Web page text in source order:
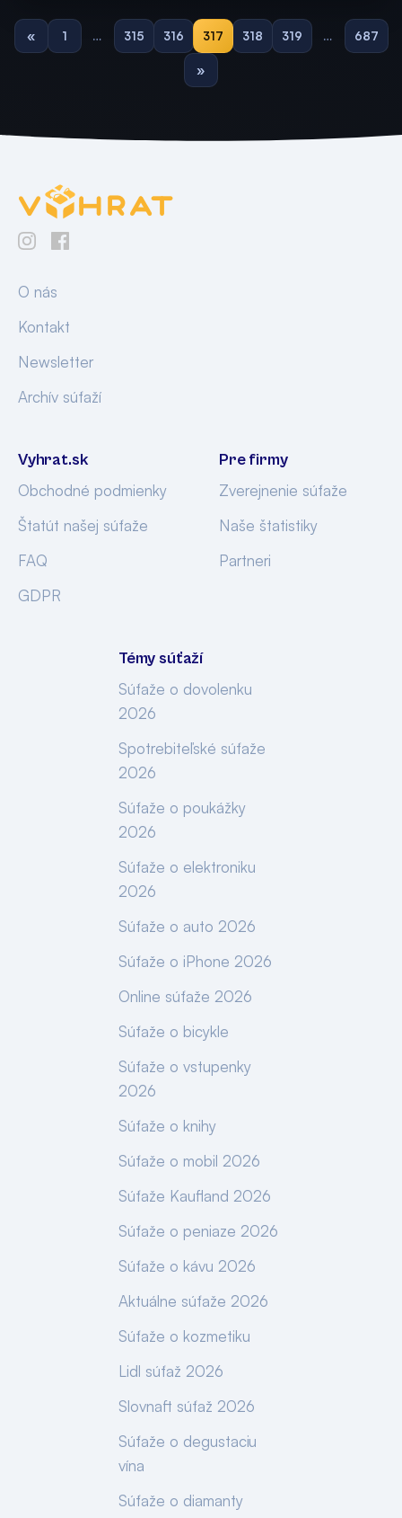
« 1 … 315 316 317 318 319 … 687
»
O nás
Kontakt
Newsletter
Archív súťaží
Vyhrat.sk
Obchodné podmienky
Štatút našej súťaže
FAQ
GDPR
Pre firmy
Zverejnenie súťaže
Naše štatistiky
Partneri
Témy súťaží
Súťaže o dovolenku
2026
Spotrebiteľské súťaže
2026
Súťaže o poukážky
2026
Súťaže o elektroniku
2026
Súťaže o auto 2026
Súťaže o iPhone 2026
Online súťaže 2026
Súťaže o bicykle
Súťaže o vstupenky
2026
Súťaže o knihy
Súťaže o mobil 2026
Súťaže Kaufland 2026
Súťaže o peniaze 2026
Súťaže o kávu 2026
Aktuálne súťaže 2026
Súťaže o kozmetiku
Lidl súťaž 2026
Slovnaft súťaž 2026
Súťaže o degustaciu
vína
Súťaže o diamanty